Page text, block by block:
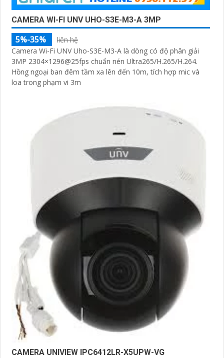
CAMERA WI-FI UNV UHO-S3E-M3-A 3MP
5%-35%
liên hệ
Camera Wi-Fi UNV Uho-S3E-M3-A là dòng có độ phân giải
3MP 2304×1296@25fps chuẩn nén Ultra265/H.265/H.264.
Hồng ngoại ban đêm tầm xa lên đến 10m, tích hợp mic và
loa trong phạm vi 3m
CAMERA UNIVIEW IPC6412LR-X5UPW-VG